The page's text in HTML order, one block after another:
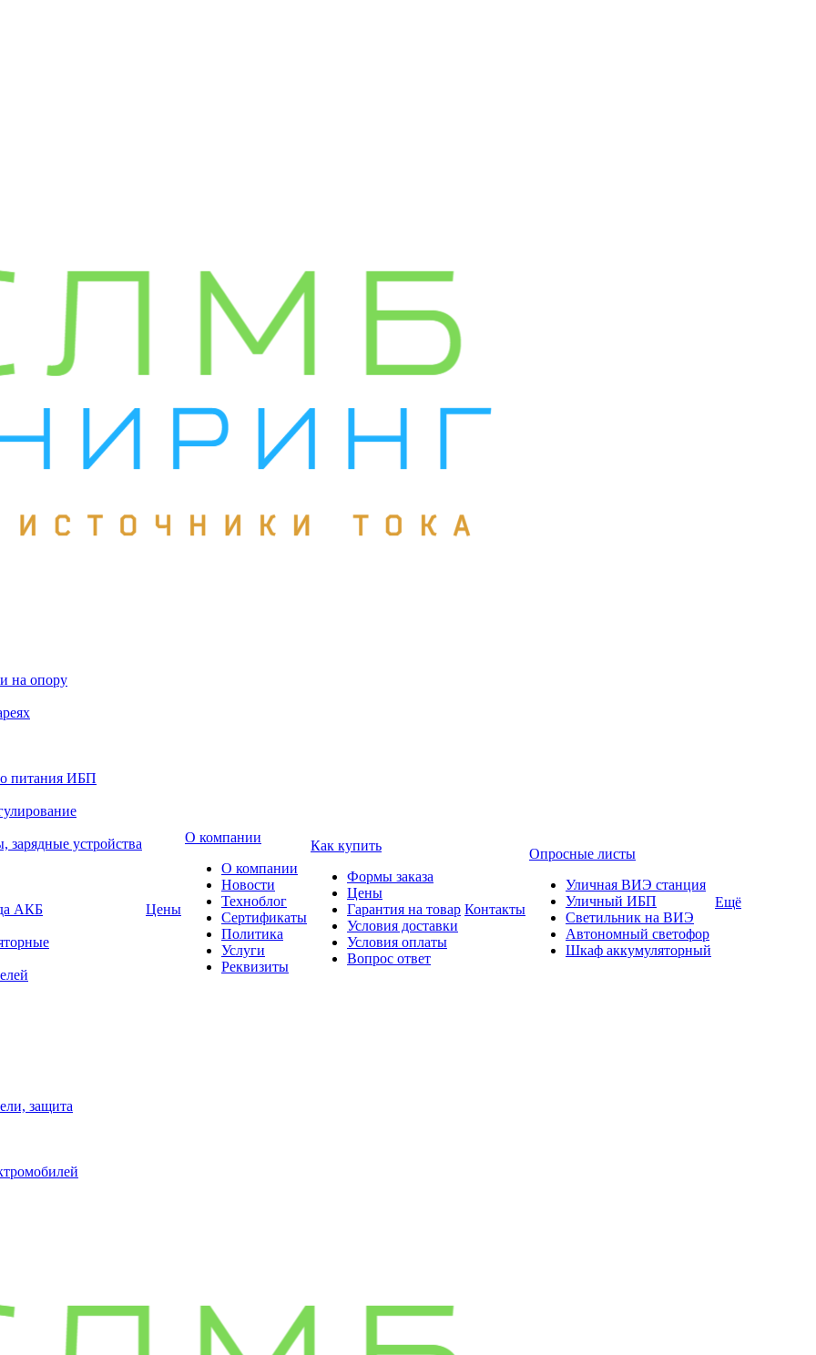
на опору
питания ИБП
зарядные устройства
АКБ
защита
Цены
О компании
О компании
Новости
Техноблог
Сертификаты
Политика
Услуги
Реквизиты
Как купить
Формы заказа
Цены
Гарантия на товар
Условия доставки
Условия оплаты
Вопрос ответ
Контакты
Опросные листы
Уличная ВИЭ станция
Уличный ИБП
Светильник на ВИЭ
Автономный светофор
Шкаф аккумуляторный
Ещё